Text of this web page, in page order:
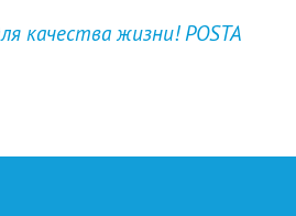
качества жизни! POSTA